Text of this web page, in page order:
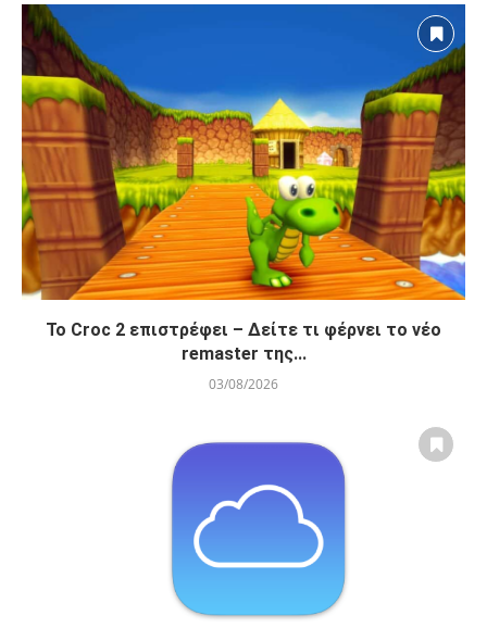
Το Croc 2 επιστρέφει – Δείτε τι φέρνει το νέο
remaster της...
03/08/2026